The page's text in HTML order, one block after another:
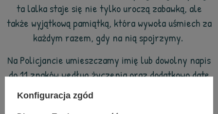
ta lalka staje się nie tylko uroczą zabawką, ale
także wyjątkową pamiątką, która wywoła uśmiech za
każdym razem, gdy na nią spojrzymy.
Na Policjancie umieszczamy imię lub dowolny napis
do 11 znaków według życzenia oraz dodatkowo datę
urodzenia, metryczkę lub serduszko. Datę urodzenia
i metryczkę umieszczamy na brzuchu Policjanta pod
Konfiguracja zgód